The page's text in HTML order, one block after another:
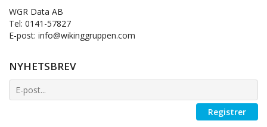
WGR Data AB
Tel: 0141-57827
E-post: info@wikinggruppen.com
NYHETSBREV
Registrer